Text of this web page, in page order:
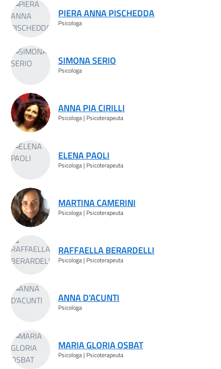
PIERA ANNA PISCHEDDA
Psicologa
SIMONA SERIO
Psicologa
ANNA PIA CIRILLI
Psicologa | Psicoterapeuta
ELENA PAOLI
Psicologa | Psicoterapeuta
MARTINA CAMERINI
Psicologa | Psicoterapeuta
RAFFAELLA BERARDELLI
Psicologa | Psicoterapeuta
ANNA D'ACUNTI
Psicologa
MARIA GLORIA OSBAT
Psicologa | Psicoterapeuta